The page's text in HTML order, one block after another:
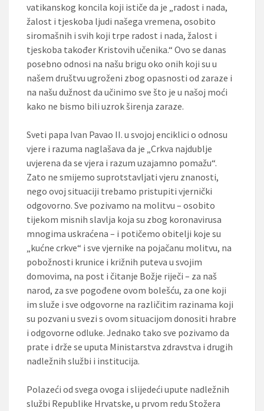
vatikanskog koncila koji ističe da je „radost i nada,
žalost i tjeskoba ljudi našega vremena, osobito
siromašnih i svih koji trpe radost i nada, žalost i
tjeskoba također Kristovih učenika.“ Ovo se danas
posebno odnosi na našu brigu oko onih koji su u
našem društvu ugroženi zbog opasnosti od zaraze i
na našu dužnost da učinimo sve što je u našoj moći
kako ne bismo bili uzrok širenja zaraze.
Sveti papa Ivan Pavao II. u svojoj enciklici o odnosu
vjere i razuma naglašava da je „Crkva najdublje
uvjerena da se vjera i razum uzajamno pomažu“.
Zato ne smijemo suprotstavljati vjeru znanosti,
nego ovoj situaciji trebamo pristupiti vjernički
odgovorno. Sve pozivamo na molitvu – osobito
tijekom misnih slavlja koja su zbog koronavirusa
mnogima uskraćena – i potičemo obitelji koje su
„kućne crkve“ i sve vjernike na pojačanu molitvu, na
pobožnosti krunice i križnih puteva u svojim
domovima, na post i čitanje Božje riječi – za naš
narod, za sve pogođene ovom bolešću, za one koji
im služe i sve odgovorne na različitim razinama koji
su pozvani u svezi s ovom situacijom donositi hrabre
i odgovorne odluke. Jednako tako sve pozivamo da
prate i drže se uputa Ministarstva zdravstva i drugih
nadležnih službi i institucija.
Polazeći od svega ovoga i slijedeći upute nadležnih
službi Republike Hrvatske, u prvom redu Stožera